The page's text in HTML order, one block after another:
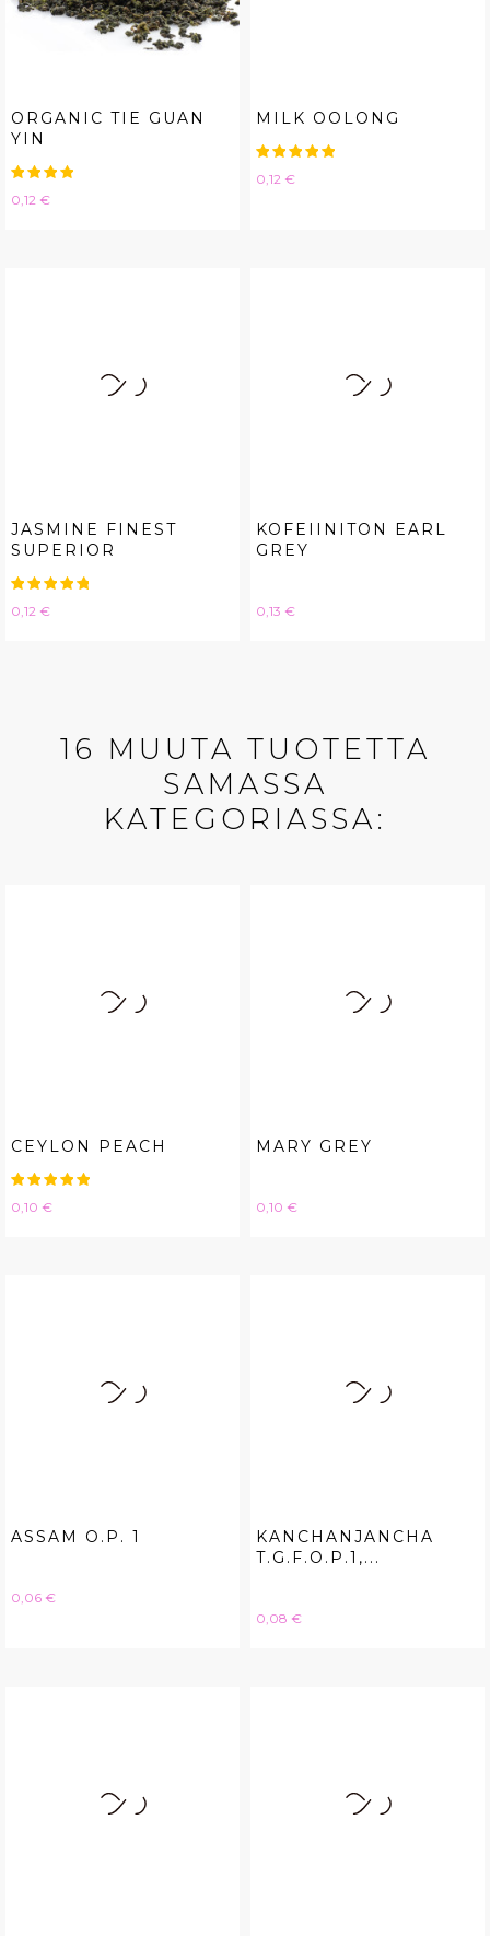
ORGANIC TIE GUAN
YIN
Hinta
0,12 €
MILK OOLONG
Hinta
0,12 €
JASMINE FINEST
SUPERIOR
Hinta
0,12 €
KOFEIINITON EARL
GREY
Hinta
0,13 €
16 MUUTA TUOTETTA
SAMASSA
KATEGORIASSA:
CEYLON PEACH
Hinta
0,10 €
MARY GREY
Hinta
0,10 €
ASSAM O.P. 1
Hinta
0,06 €
KANCHANJANCHA
T.G.F.O.P.1,...
Hinta
0,08 €